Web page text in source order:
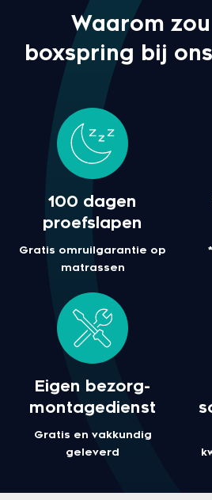
Waarom
boxspring bij
100 dagen
proefslapen
Gratis omruilgarantie op
matrassen
Eigen bezorg-
montagedienst
Gratis en vakkundig
geleverd